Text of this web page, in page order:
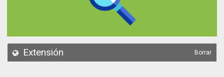
API
Extensión Borrar